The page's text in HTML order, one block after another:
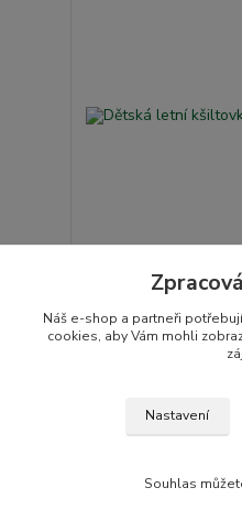
Dětská letní kšiltovka,
85 Kč /ks
70 Kčbez DPH
Náš e-shop a partneři
cookies, aby Vám mohli
Nastavení
Souhlas